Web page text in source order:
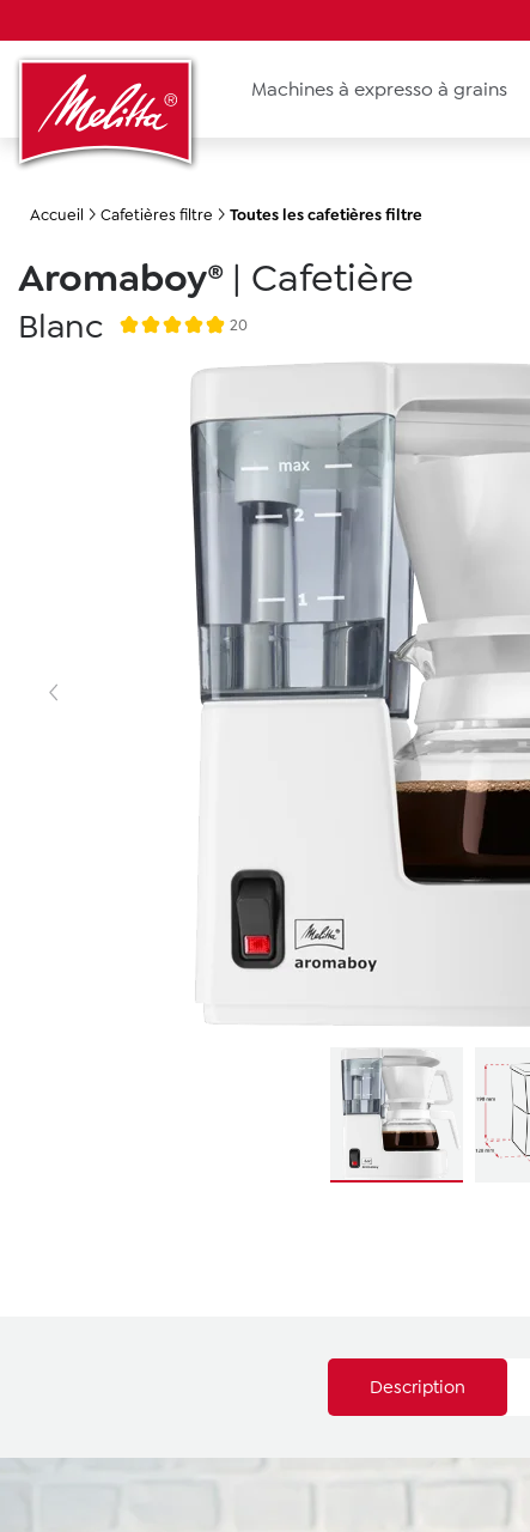
Machines à expresso à grains
Accueil Cafetières filtre Toutes les cafetières filtre
Aromaboy® | Cafetière
Blanc 20
Description